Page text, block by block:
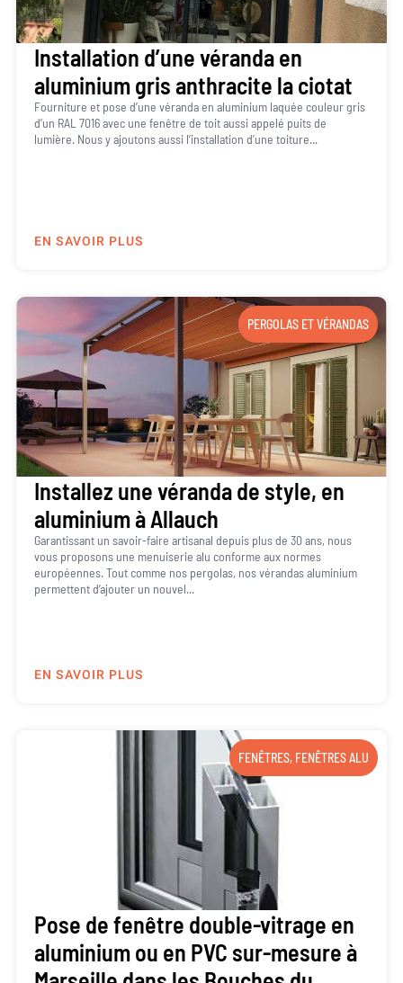
Installation d’une véranda en
aluminium gris anthracite la ciotat
Fourniture et pose d’une véranda en aluminium laquée couleur gris
d’un RAL 7016 avec une fenêtre de toit aussi appelé puits de
lumière. Nous y ajoutons aussi l’installation d’une toiture...
EN SAVOIR PLUS
PERGOLAS ET VÉRANDAS
Installez une véranda de style, en
aluminium à Allauch
Garantissant un savoir-faire artisanal depuis plus de 30 ans, nous
vous proposons une menuiserie alu conforme aux normes
européennes. Tout comme nos pergolas, nos vérandas aluminium
permettent d’ajouter un nouvel...
EN SAVOIR PLUS
FENÊTRES, FENÊTRES ALU
Pose de fenêtre double-vitrage en
aluminium ou en PVC sur-mesure à